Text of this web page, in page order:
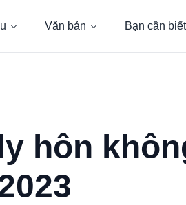
Văn bản Bạn cần biết
hôn